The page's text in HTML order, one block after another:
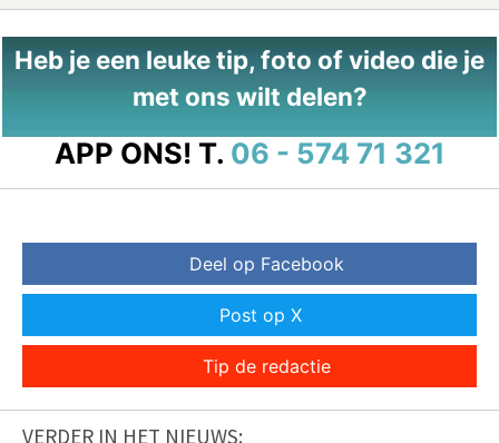
Heb je een leuke tip, foto of video die je
met ons wilt delen?
APP ONS! T. 06 - 574 71 321
Deel op Facebook
Post op X
Tip de redactie
VERDER IN HET NIEUWS: